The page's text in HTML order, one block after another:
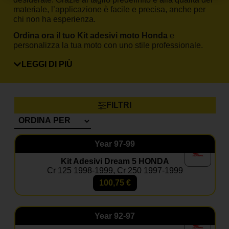
materiale, l’applicazione è facile e precisa, anche per
chi non ha esperienza.
Ordina ora il tuo Kit adesivi moto Honda e
personalizza la tua moto con uno stile professionale.
FAQ – Kit adesivi moto
Honda
Sì, basta selezionare modello e anno nella pagina
prodotto.
Posso inserire il mio numero e nome?
Certo, le grafiche sono completamente personalizzabili.
Il materiale è resistente a fango e graffi?
Sì, i nostri adesivi sono progettati per resistere a usura,
agenti atmosferici e competizioni.
Sì, nella maggior parte dei kit è disponibile come
LEGGI DI PIÙ
FILTRI
Year 97-99
Kit Adesivi Dream 5 HONDA
Cr 125 1998-1999, Cr 250 1997-1999
100,75 €
Year 92-97